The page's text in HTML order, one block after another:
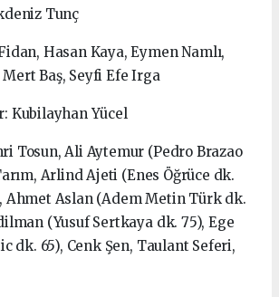
Tunç
Hasan Kaya, Eymen Namlı,
Baş, Seyfi Efe Irga
Kubilayhan Yücel
Tosun, Ali Aytemur (Pedro Brazao
Arlind Ajeti (Enes Öğrüce dk.
Ahmet Aslan (Adem Metin Türk dk.
(Yusuf Sertkaya dk. 75), Ege
dk. 65), Cenk Şen, Taulant Seferi,